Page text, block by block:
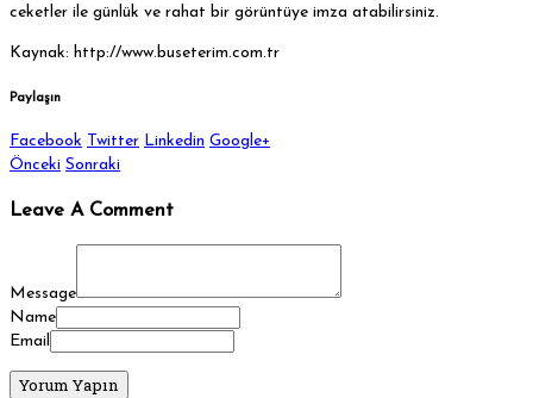
ceketler ile günlük ve rahat bir görüntüye imza atabilirsiniz.
Kaynak: http://www.buseterim.com.tr
Paylaşın
Facebook Twitter Linkedin Google+
Önceki Sonraki
Leave A Comment
Message
Name
Email